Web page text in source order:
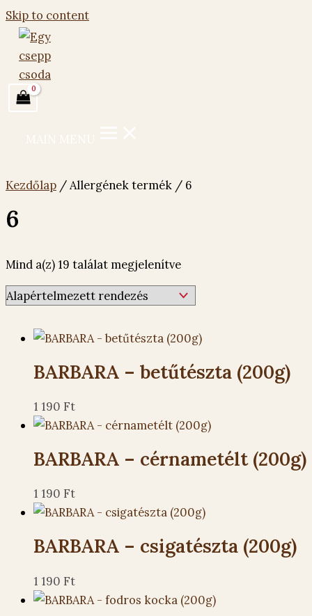
Skip to content
Kezdőlap / Allergének termék / 6
6
Mind a(z) 19 találat megjelenítve
BARBARA – betűtészta (200g)
1 190 Ft
BARBARA – cérnametélt (200g)
1 190 Ft
BARBARA – csigatészta (200g)
1 190 Ft